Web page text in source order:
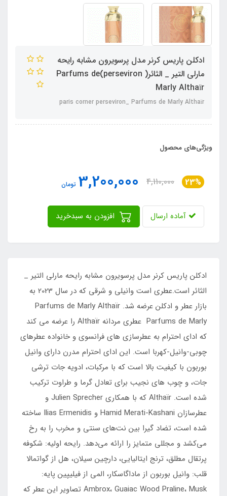
ادکلن پاریس کرنر مدل پرسویرون مشابه رایحه
مارلی التیر _ الثائر( perseviron)Parfums de
Marly Althaïr
paris corner perseviron_ Parfums de Marly Althaïr
ویژگی‌های محصول
23%
4,110,000
3,200,000 تومان
آماده ارسال
ادکلن پاریس کرنر مدل پرسویرون مشابه رایحه مارلی التیر _
الثائر است.عطری است وانیلی و شرقی که در سال 2023 به
بازار عطر و ادکلن عرضه شد. Parfums de Marly Althaïr
Parfums de Marly عطری مردانه Althaïr را عرضه می کند
که ادای احترام به عطرسازی های فرانسوی و خانواده عطرهای
چوبی-وانیل-کهربا است. این ادای احترام مدرن دارای وانیل
بوربون با کیفیت بالا است که با مرکبات، ادویه جات ترشی
جات، و چوب های نجیب برای تعادل گرما و طراوت ترکیب
شده است. Althaïr که با همکاری Julien Sprecher و
عطرسازان Hamid Merati-Kashani و Ilias Ermenidis ساخته
شده است، تضاد گیرا بین نت‌های سنتی و مخرب را به رخ
می‌کشد و مجللی متمایز را ارائه می‌دهد. رایحه اولیه: شکوفه
پرتقال مطلق، ترنج ایتالیایی، دارچین سیلان، هل از گواتمالا
قلب: وانیل بوربون از ماداگاسکار، المی از فیلیپین پایه:
Ambrox، Guaiac Wood Praline، Musk تصاویر این عطر که